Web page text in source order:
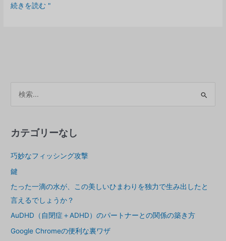
"maybe
続きを読む "
イ
ス
カテゴリーなし
巧妙なフィッシング攻撃
鍵
たった一滴の水が、この美しいひまわりを独力で生み出したと
言えるでしょうか？
AuDHD（自閉症＋ADHD）のパートナーとの関係の築き方
Google Chromeの便利な裏ワザ